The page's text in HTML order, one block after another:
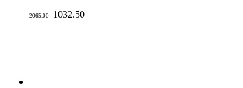
2065.00 1032.50